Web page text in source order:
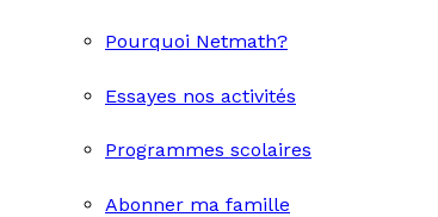
Pourquoi Netmath?
Essayes nos activités
Programmes scolaires
Abonner ma famille